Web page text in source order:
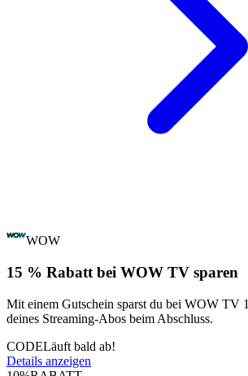
WOW
15 % Rabatt bei WOW TV sparen
Mit einem Gutschein sparst du bei WOW TV
deines Streaming-Abos beim Abschluss.
CODELäuft bald ab!
Details anzeigen